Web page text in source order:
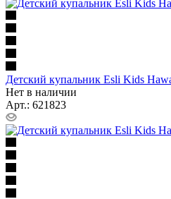
Детский купальник Esli Kids
Нет в наличии
Арт.: 621823